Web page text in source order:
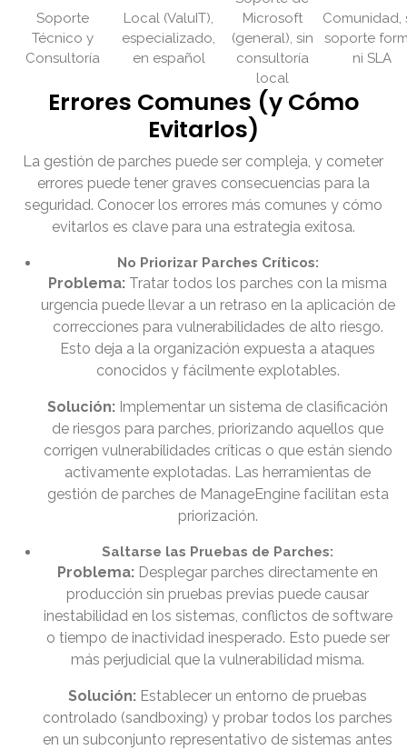
Soporte
Técnico y
Consultoría
Local (ValuIT),
especializado,
en español
Microsoft
(general), sin
consultoría
local
Comunidad,
soporte
ni SLA
Errores Comunes (y Cómo
Evitarlos)
La gestión de parches puede ser compleja, y cometer
errores puede tener graves consecuencias para la
seguridad. Conocer los errores más comunes y cómo
evitarlos es clave para una estrategia exitosa.
No Priorizar Parches Críticos:
Problema: Tratar todos los parches con la misma
urgencia puede llevar a un retraso en la aplicación de
correcciones para vulnerabilidades de alto riesgo.
Esto deja a la organización expuesta a ataques
conocidos y fácilmente explotables.
Solución: Implementar un sistema de clasificación
de riesgos para parches, priorizando aquellos que
corrigen vulnerabilidades críticas o que están siendo
activamente explotadas. Las herramientas de
gestión de parches de ManageEngine facilitan esta
priorización.
Saltarse las Pruebas de Parches:
Problema: Desplegar parches directamente en
producción sin pruebas previas puede causar
inestabilidad en los sistemas, conflictos de software
o tiempo de inactividad inesperado. Esto puede ser
más perjudicial que la vulnerabilidad misma.
Solución: Establecer un entorno de pruebas
controlado (sandboxing) y probar todos los parches
en un subconjunto representativo de sistemas antes